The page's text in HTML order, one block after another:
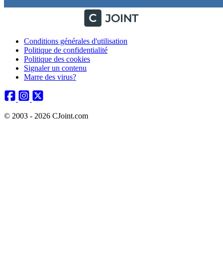
Conditions générales d'utilisation
Politique de confidentialité
Politique des cookies
Signaler un contenu
Marre des virus?
© 2003 - 2026 CJoint.com